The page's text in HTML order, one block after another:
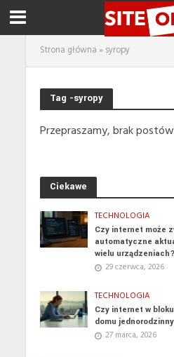
Strona główna » syropy
Tag -syropy
Przepraszamy, brak
Ciekawe
TECHNOLOGIA
Czy internet może
automatyczne
wielu urządzeniach?
29 czerwca, 2026
TECHNOLOGIA
Czy internet w
domu
27 marca, 2026